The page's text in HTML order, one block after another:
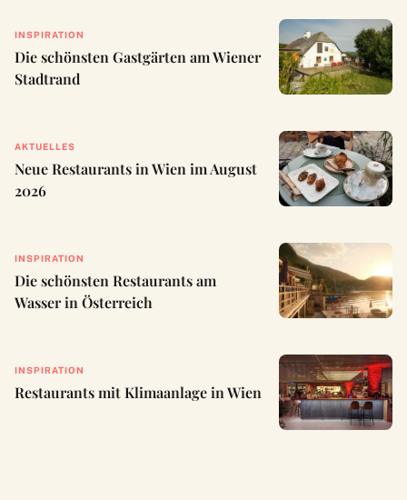
INSPIRATION
Die schönsten Gastgärten am Wiener
Stadtrand
AKTUELLES
Neue Restaurants in Wien im August
2026
INSPIRATION
Die schönsten Restaurants am
Wasser in Österreich
INSPIRATION
Restaurants mit Klimaanlage in Wien